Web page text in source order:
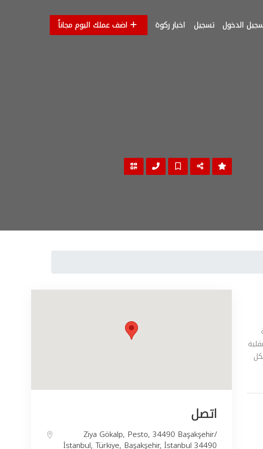
الدخول تسجيل اخبار ركوة اضف عملك اليوم مجاناً
اتصل
Ziya Gökalp, Pesto, 34490 Başakşehir/
İstanbul, Türkiye, Başakşehir, İstanbul 34490